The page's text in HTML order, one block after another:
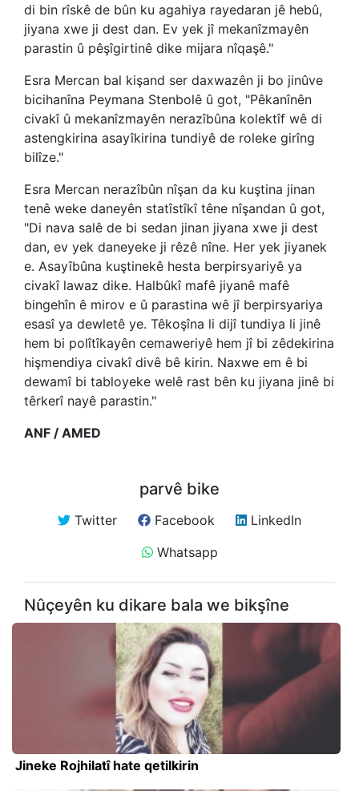
di bin rîskê de bûn ku agahiya rayedaran jê hebû,
jiyana xwe ji dest dan. Ev yek jî mekanîzmayên
parastin û pêşîgirtinê dike mijara nîqaşê."
Esra Mercan bal kişand ser daxwazên ji bo jinûve
bicihanîna Peymana Stenbolê û got, "Pêkanînên
civakî û mekanîzmayên nerazîbûna kolektîf wê di
astengkirina asayîkirina tundiyê de roleke girîng
bilîze."
Esra Mercan nerazîbûn nîşan da ku kuştina jinan
tenê weke daneyên statîstîkî têne nîşandan û got,
"Di nava salê de bi sedan jinan jiyana xwe ji dest
dan, ev yek daneyeke ji rêzê nîne. Her yek jiyanek
e. Asayîbûna kuştinekê hesta berpirsyariyê ya
civakî lawaz dike. Halbûkî mafê jiyanê mafê
bingehîn ê mirov e û parastina wê jî berpirsyariya
esasî ya dewletê ye. Têkoşîna li dijî tundiya li jinê
hem bi polîtîkayên cemaweriyê hem jî bi zêdekirina
hişmendiya civakî divê bê kirin. Naxwe em ê bi
dewamî bi tabloyeke welê rast bên ku jiyana jinê bi
têrkerî nayê parastin."
ANF / AMED
parvê bike
Twitter Facebook
LinkedIn
Whatsapp
Nûçeyên ku dikare bala we bikşîne
Jineke Rojhilatî hate qetilkirin